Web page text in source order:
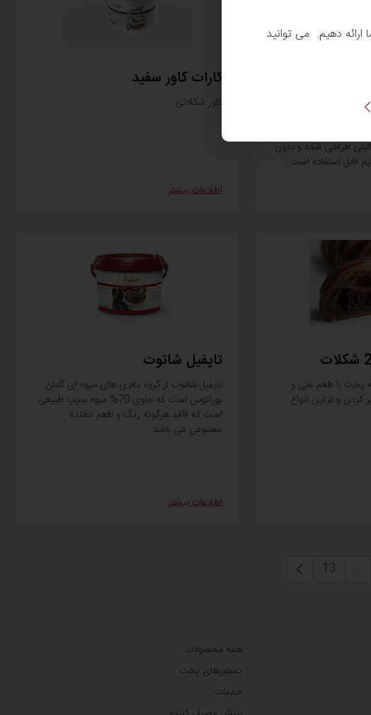
با بافتی نرم و طعمی
این محصول برای
طراحی شده و بدون
قابل استفاده است.
کارات کاور سفید
کاور شکلاتی
اطلاعات بیشتر
پخت با طعم غنی و
کردن و تزئین انواع
تاپفیل شاتوت
تاپفیل شاتوت از گروه مغزی های میوه ای گلنان
پوراتوس است که حاوی 70% میوه سیب طبیعی
است که فاقد هرگونه رنگ و طعم دهنده
مصنوعی می باشد.
اطلاعات بیشتر
...
13
ارائه دهیم. می توانید
همه محصولات
دستورهای پخت
خدمات